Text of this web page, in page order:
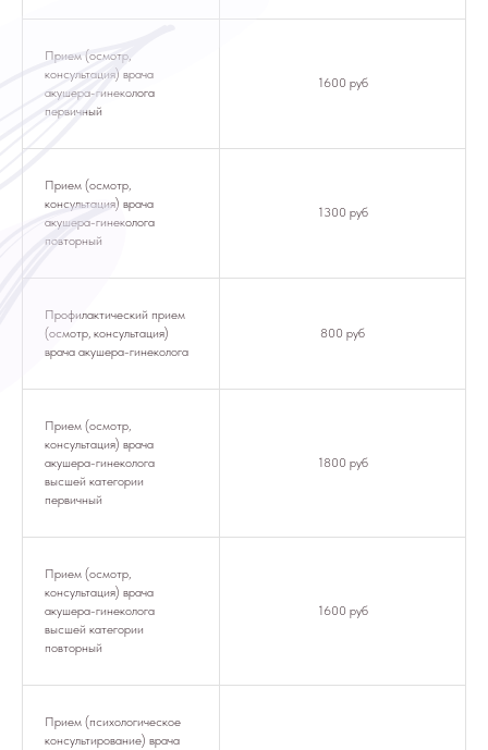
Прием (осмотр,
консультация) врача
акушера-гинеколога
первичный
1600 руб
Прием (осмотр,
консультация) врача
акушера-гинеколога
повторный
1300 руб
Профилактический прием
(осмотр, консультация)
врача акушера-гинеколога
800 руб
Прием (осмотр,
консультация) врача
акушера-гинеколога
высшей категории
первичный
1800 руб
Прием (осмотр,
консультация) врача
акушера-гинеколога
высшей категории
повторный
1600 руб
Прием (психологическое
консультирование) врача